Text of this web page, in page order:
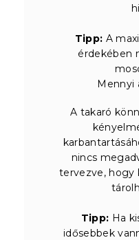
Tipp: A
érdekében
Mennyi
A takaró
nincs
tervezve, hogy
Tipp: Ha
idősebbek